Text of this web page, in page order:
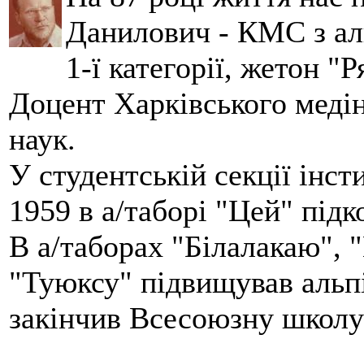
Данилович - КМС з
1-ї категорії, жетон
Доцент Харківського
наук.
У студентській секції
1959 в а/таборі "Цей"
В а/таборах "Білалакаю",
"Туюксу" підвищував
закінчив Всесоюзну